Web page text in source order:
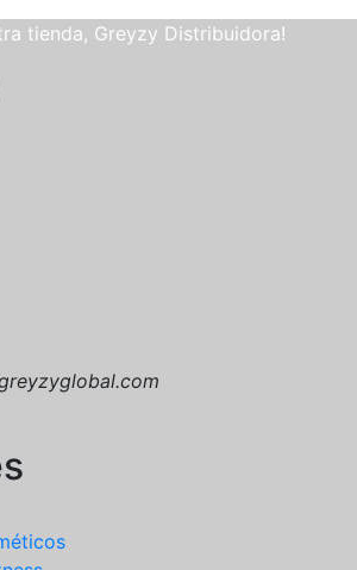
tienda, Greyzy Distribuidora!